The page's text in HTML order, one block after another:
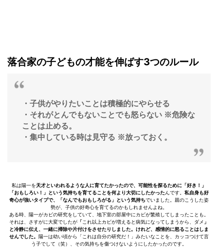
落合家の子どもの才能を伸ばす3つのルール
・子供がやりたいことは積極的にやらせる
・それがとんでもないことでも怒らない ※危険な
ことは止める。
・集中している時は見守る ※放っておく。
私は陽一を天才といわれるような人に育てたかったので、可能性を探るために「好き！」
「おもしろい！」という気持ちを育てることを何より大切にしたかったんです。 私自身も好
奇心が強いタイプで、「なんでもおもしろがる」という気持ちでいました。親のこうした姿
勢が、子供の好奇心を育てるのかもしれませんよね。
ある時、陽一がカビの研究をしていて、地下室の部屋中にカビが繁殖してしまったことも。
それは、さすがに大変でしたが 「これ以上カビが増えると病気になってしまうから、ダメ 」
と冷静に伝え、一緒に掃除や片付けをさせたりしました。けれど、感情的に怒ることはしま
せんでした。 陽一は幼い頃から「これは自分の研究だ！」みたいなことを、カッコつけて言
う子でして（笑）、その気持ちを傷つけないようにしたかったのです。